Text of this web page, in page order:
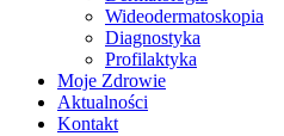
Wideodermatoskopia
Diagnostyka
Profilaktyka
Moje Zdrowie
Aktualności
Kontakt